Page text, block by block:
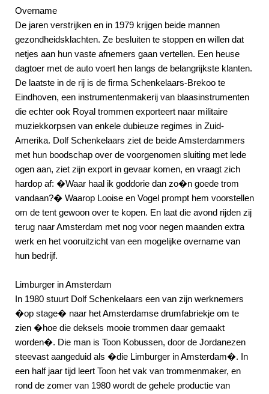
Overname
De jaren verstrijken en in 1979 krijgen beide mannen
gezondheidsklachten. Ze besluiten te stoppen en willen dat
netjes aan hun vaste afnemers gaan vertellen. Een heuse
dagtoer met de auto voert hen langs de belangrijkste klanten.
De laatste in de rij is de firma Schenkelaars-Brekoo te
Eindhoven, een instrumentenmakerij van blaasinstrumenten
die echter ook Royal trommen exporteert naar militaire
muziekkorpsen van enkele dubieuze regimes in Zuid-
Amerika. Dolf Schenkelaars ziet de beide Amsterdammers
met hun boodschap over de voorgenomen sluiting met lede
ogen aan, ziet zijn export in gevaar komen, en vraagt zich
hardop af: �Waar haal ik goddorie dan zo�n goede trom
vandaan?� Waarop Looise en Vogel prompt hem voorstellen
om de tent gewoon over te kopen. En laat die avond rijden zij
terug naar Amsterdam met nog voor negen maanden extra
werk en het vooruitzicht van een mogelijke overname van
hun bedrijf.
Limburger in Amsterdam
In 1980 stuurt Dolf Schenkelaars een van zijn werknemers
�op stage� naar het Amsterdamse drumfabriekje om te
zien �hoe die deksels mooie trommen daar gemaakt
worden�. Die man is Toon Kobussen, door de Jordanezen
steevast aangeduid als �die Limburger in Amsterdam�. In
een half jaar tijd leert Toon het vak van trommenmaker, en
rond de zomer van 1980 wordt de gehele productie van